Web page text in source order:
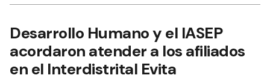
Desarrollo Humano y el IASEP
acordaron atender a los afiliados
en el Interdistrital Evita